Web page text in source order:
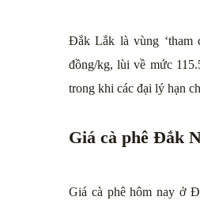
Đắk Lắk là vùng ‘tham
đồng/kg, lùi về mức
trong khi các đại lý hạn
Giá cà phê Đắk
Giá cà phê hôm nay ở